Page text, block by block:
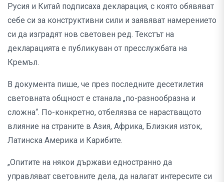
Русия и Китай подписаха декларация, с която обявяват
себе си за конструктивни сили и заявяват намерението
си да изградят нов световен ред. Текстът на
декларацията е публикуван от пресслужбата на
Кремъл.
В документа пише, че през последните десетилетия
световната общност е станала „по-разнообразна и
сложна“. По-конкретно, отбелязва се нарастващото
влияние на страните в Азия, Африка, Близкия изток,
Латинска Америка и Карибите.
„Опитите на някои държави едностранно да
управляват световните дела, да налагат интересите си